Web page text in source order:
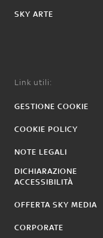
SKY ARTE
Link utili:
GESTIONE COOKIE
COOKIE POLICY
NOTE LEGALI
DICHIARAZIONE
ACCESSIBILITÀ
OFFERTA SKY MEDIA
CORPORATE